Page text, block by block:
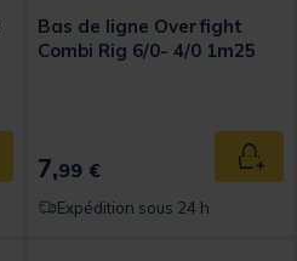
Rating
au panier
Bas de ligne Overfight
Combi Rig 6/0- 4/0 1m25
7,99 €
Expédition sous 24 h